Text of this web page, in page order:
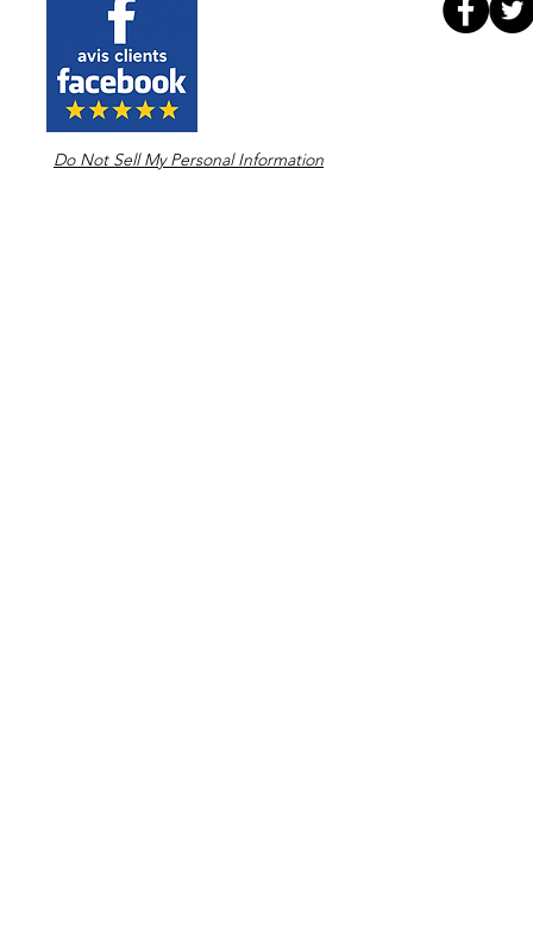
Do Not Sell My Personal Information